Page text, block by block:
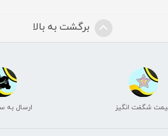
برگشت به بالا
شگفت انگیز ارسال به